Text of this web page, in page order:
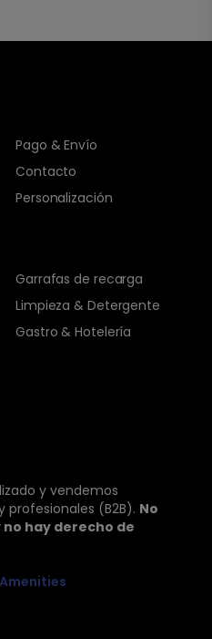
Pago & Envío
Contacto
Personalización
Garrafas de recarga
Limpieza & Detergente
Gastro & Hotelería
y vendemos
(B2B). No
hay derecho de